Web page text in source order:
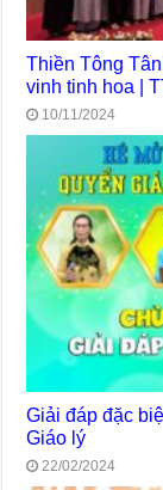
Thiền Tông
vinh tinh hoa |
10/11/2024
Giải đáp đặc
Giáo lý
22/02/2024